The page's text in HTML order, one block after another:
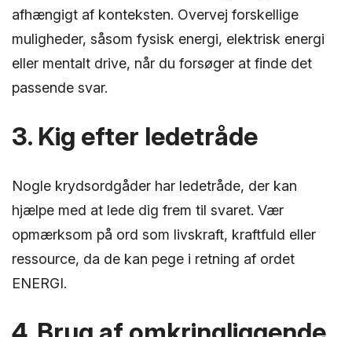
afhængigt af konteksten. Overvej forskellige
muligheder, såsom fysisk energi, elektrisk energi
eller mentalt drive, når du forsøger at finde det
passende svar.
3. Kig efter ledetråde
Nogle krydsordgåder har ledetråde, der kan
hjælpe med at lede dig frem til svaret. Vær
opmærksom på ord som livskraft, kraftfuld eller
ressource, da de kan pege i retning af ordet
ENERGI.